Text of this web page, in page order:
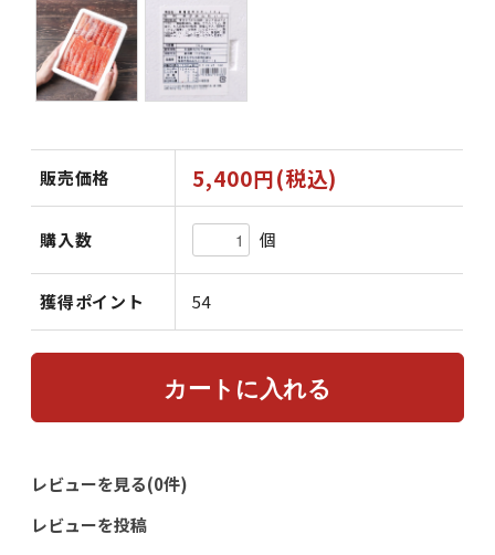
販売価格 5,400円(税込)
購入数 個
獲得ポイント 54
レビューを見る(0件)
レビューを投稿